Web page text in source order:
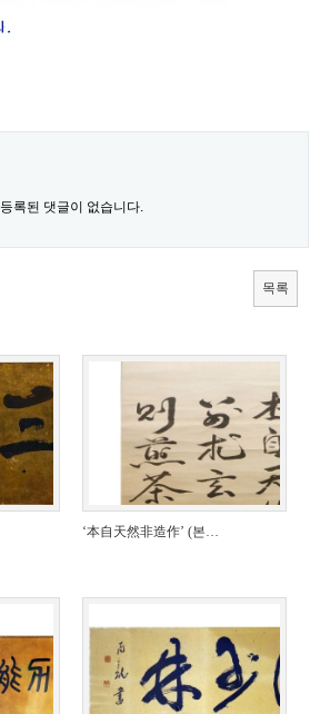
등록된 댓글이 없습니다.
목록
‘本自天然非造作’ (본…